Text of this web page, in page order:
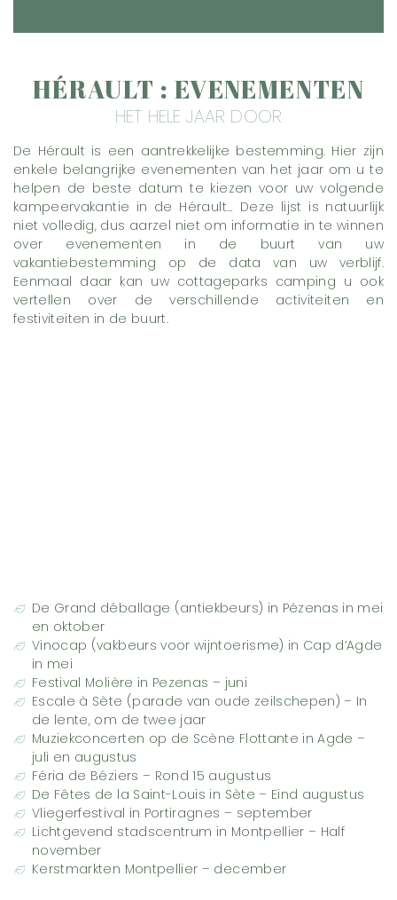
HÉRAULT : EVENEMENTEN
HET HELE JAAR DOOR
De Hérault is een aantrekkelijke bestemming. Hier zijn
enkele belangrijke evenementen van het jaar om u te
helpen de beste datum te kiezen voor uw volgende
kampeervakantie in de Hérault… Deze lijst is natuurlijk
niet volledig, dus aarzel niet om informatie in te winnen
over evenementen in de buurt van uw
vakantiebestemming op de data van uw verblijf.
Eenmaal daar kan uw cottageparks camping u ook
vertellen over de verschillende activiteiten en
festiviteiten in de buurt.
De Grand déballage (antiekbeurs) in Pézenas in mei
en oktober
Vinocap (vakbeurs voor wijntoerisme) in Cap d’Agde
in mei
Festival Molière in Pezenas – juni
Escale à Sète (parade van oude zeilschepen) – In
de lente, om de twee jaar
Muziekconcerten op de Scène Flottante in Agde –
juli en augustus
Féria de Béziers – Rond 15 augustus
De Fêtes de la Saint-Louis in Sète – Eind augustus
Vliegerfestival in Portiragnes – september
Lichtgevend stadscentrum in Montpellier – Half
november
Kerstmarkten Montpellier – december